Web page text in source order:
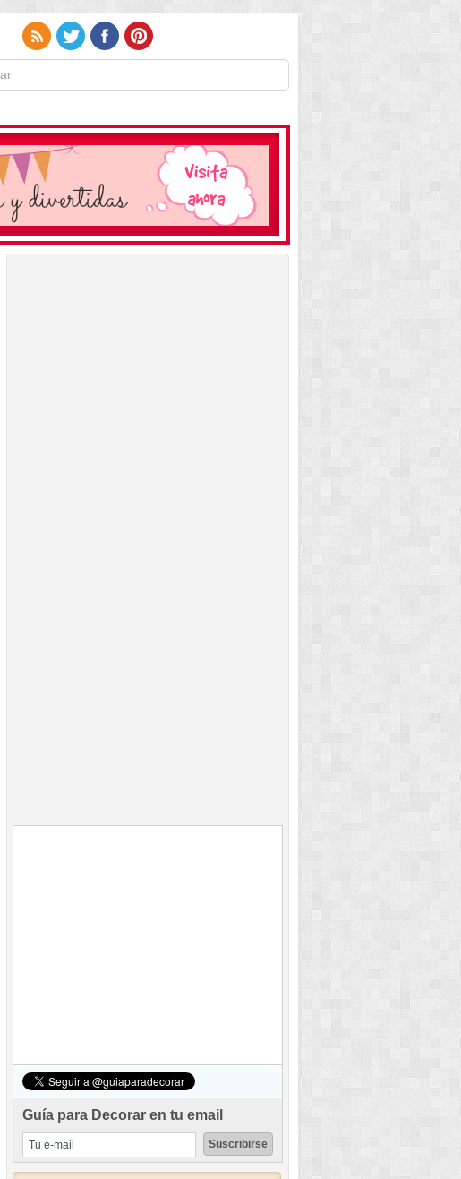
Guía para Decorar en tu email